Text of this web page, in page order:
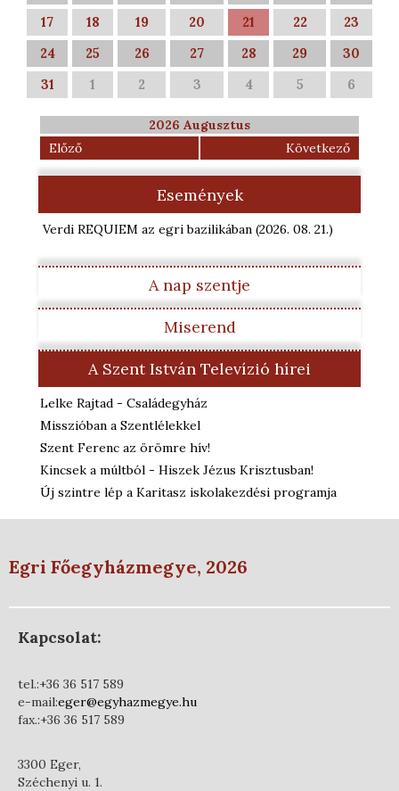
17
18 19 20 21 22
23
24
25 26 27 28 29
30
31
1 2 3 4 5 6
2026 Augusztus
Előző
Következő
Események
Verdi REQUIEM az egri bazilikában (2026. 08. 21.)
A nap szentje
Miserend
A Szent István Televízió hírei
Lelke Rajtad - Családegyház
Misszióban a Szentlélekkel
Szent Ferenc az örömre hív!
Kincsek a múltból - Hiszek Jézus Krisztusban!
Új szintre lép a Karitasz iskolakezdési programja
Egri Főegyházmegye, 2026
Kapcsolat:
tel.:+36 36 517 589
e-mail:eger@egyhazmegye.hu
fax.:+36 36 517 589
3300 Eger,
Széchenyi u. 1.